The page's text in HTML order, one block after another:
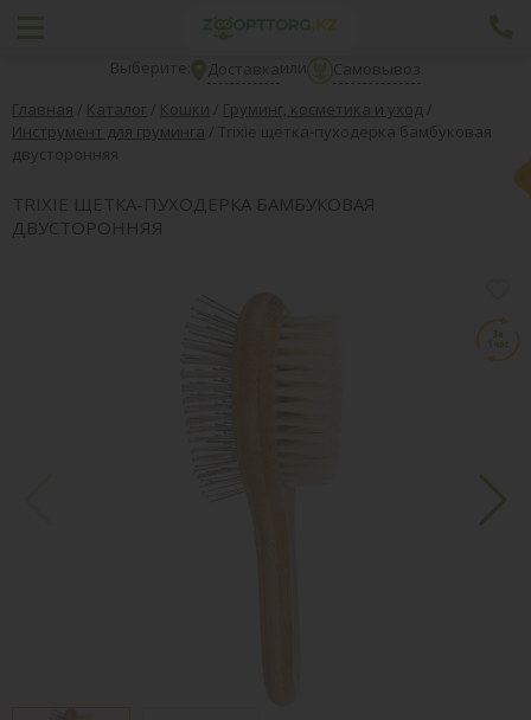
Выберите: Доставкаили
Самовывоз
Главная / Каталог / Кошки / Груминг, косметика и уход /
Инструмент для груминга / Trixie щетка-пуходерка бамбуковая
двусторонняя
TRIXIE ЩЕТКА-ПУХОДЕРКА БАМБУКОВАЯ
ДВУСТОРОННЯЯ